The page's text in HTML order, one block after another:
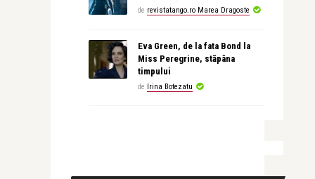
de revistatango.ro Marea Dragoste
Eva Green, de la fata Bond la
Miss Peregrine, stăpâna
timpului
de Irina Botezatu